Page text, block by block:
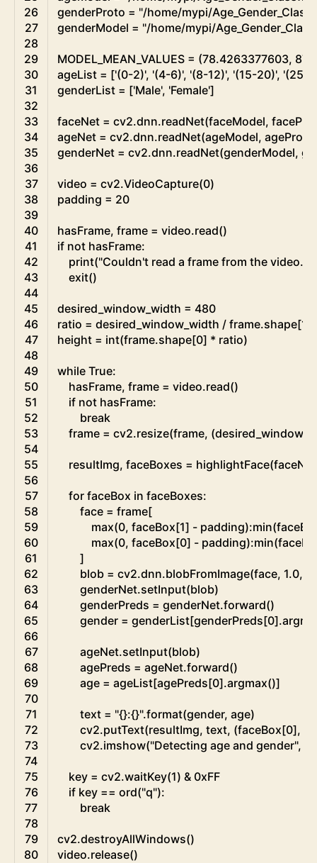
26
27
28
29
30
31
32
33
34
35
36
37
38
39
40
41
42
43
44
45
46
47
48
49
50
51
52
53
54
55
56
57
58
59
60
61
62
63
64
65
66
67
68
69
70
71
72
73
74
75
76
77
78
79
80
genderProto = "/home/mypi/
genderModel = "/home/mypi/
MODEL_MEAN_VALUES = (78.4263377603,
ageList = ['(0-2)', '(4-6)', '(8-12)', '(15-20)', '(25-
genderList = ['Male', 'Female']
faceNet = cv2.dnn.readNet(faceModel,
ageNet = cv2.dnn.readNet(ageModel, ageProto
genderNet = cv2.dnn.readNet(genderModel,
video = cv2.VideoCapture(0)
padding = 20
hasFrame, frame = video.read()
if not hasFrame:
print("Couldn't read a frame from the video."
exit()
desired_window_width = 480
ratio = desired_window_width / frame.shape[1
height = int(frame.shape[0] * ratio)
while True:
hasFrame, frame = video.read()
if not hasFrame:
break
frame = cv2.resize(frame, (
resultImg, faceBoxes = highlightFace(faceNet
for faceBox in faceBoxes:
face = frame[
max(0, faceBox[1] - padding):min(
max(0, faceBox[0] - padding):min(
]
blob = cv2.dnn.blobFromImage(face, 1.0,
genderNet.setInput(blob)
genderPreds = genderNet.forward()
gender = genderList[genderPreds[0].
ageNet.setInput(blob)
agePreds = ageNet.forward()
age = ageList[agePreds[0].argmax()]
text = "{}:{}".format(gender, age)
cv2.putText(resultImg, text, (faceBox[0],
cv2.imshow("Detecting age and gender",
key = cv2.waitKey(1) & 0xFF
if key == ord("q"):
break
cv2.destroyAllWindows()
video.release()